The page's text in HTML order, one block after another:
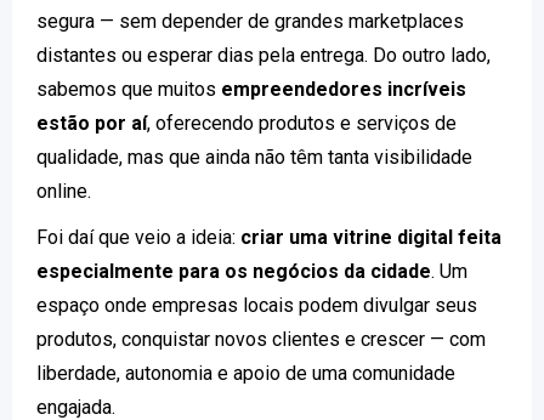
segura — sem depender de grandes marketplaces
distantes ou esperar dias pela entrega. Do outro lado,
sabemos que muitos empreendedores incríveis
estão por aí, oferecendo produtos e serviços de
qualidade, mas que ainda não têm tanta visibilidade
online.
Foi daí que veio a ideia: criar uma vitrine digital feita
especialmente para os negócios da cidade. Um
espaço onde empresas locais podem divulgar seus
produtos, conquistar novos clientes e crescer — com
liberdade, autonomia e apoio de uma comunidade
engajada.